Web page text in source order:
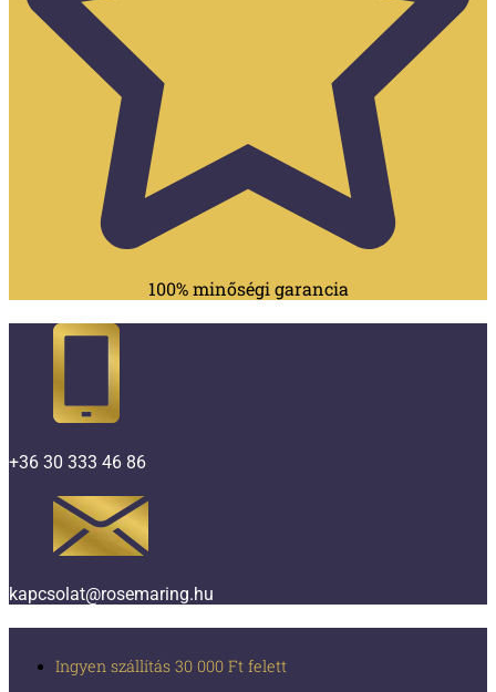
100% minőségi garancia
+36 30 333 46 86
kapcsolat@rosemaring.hu
Ingyen szállítás 30 000 Ft felett